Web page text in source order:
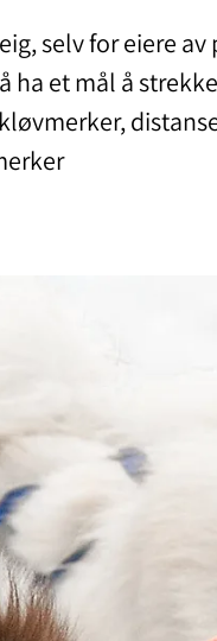
selv for eiere av
et mål å